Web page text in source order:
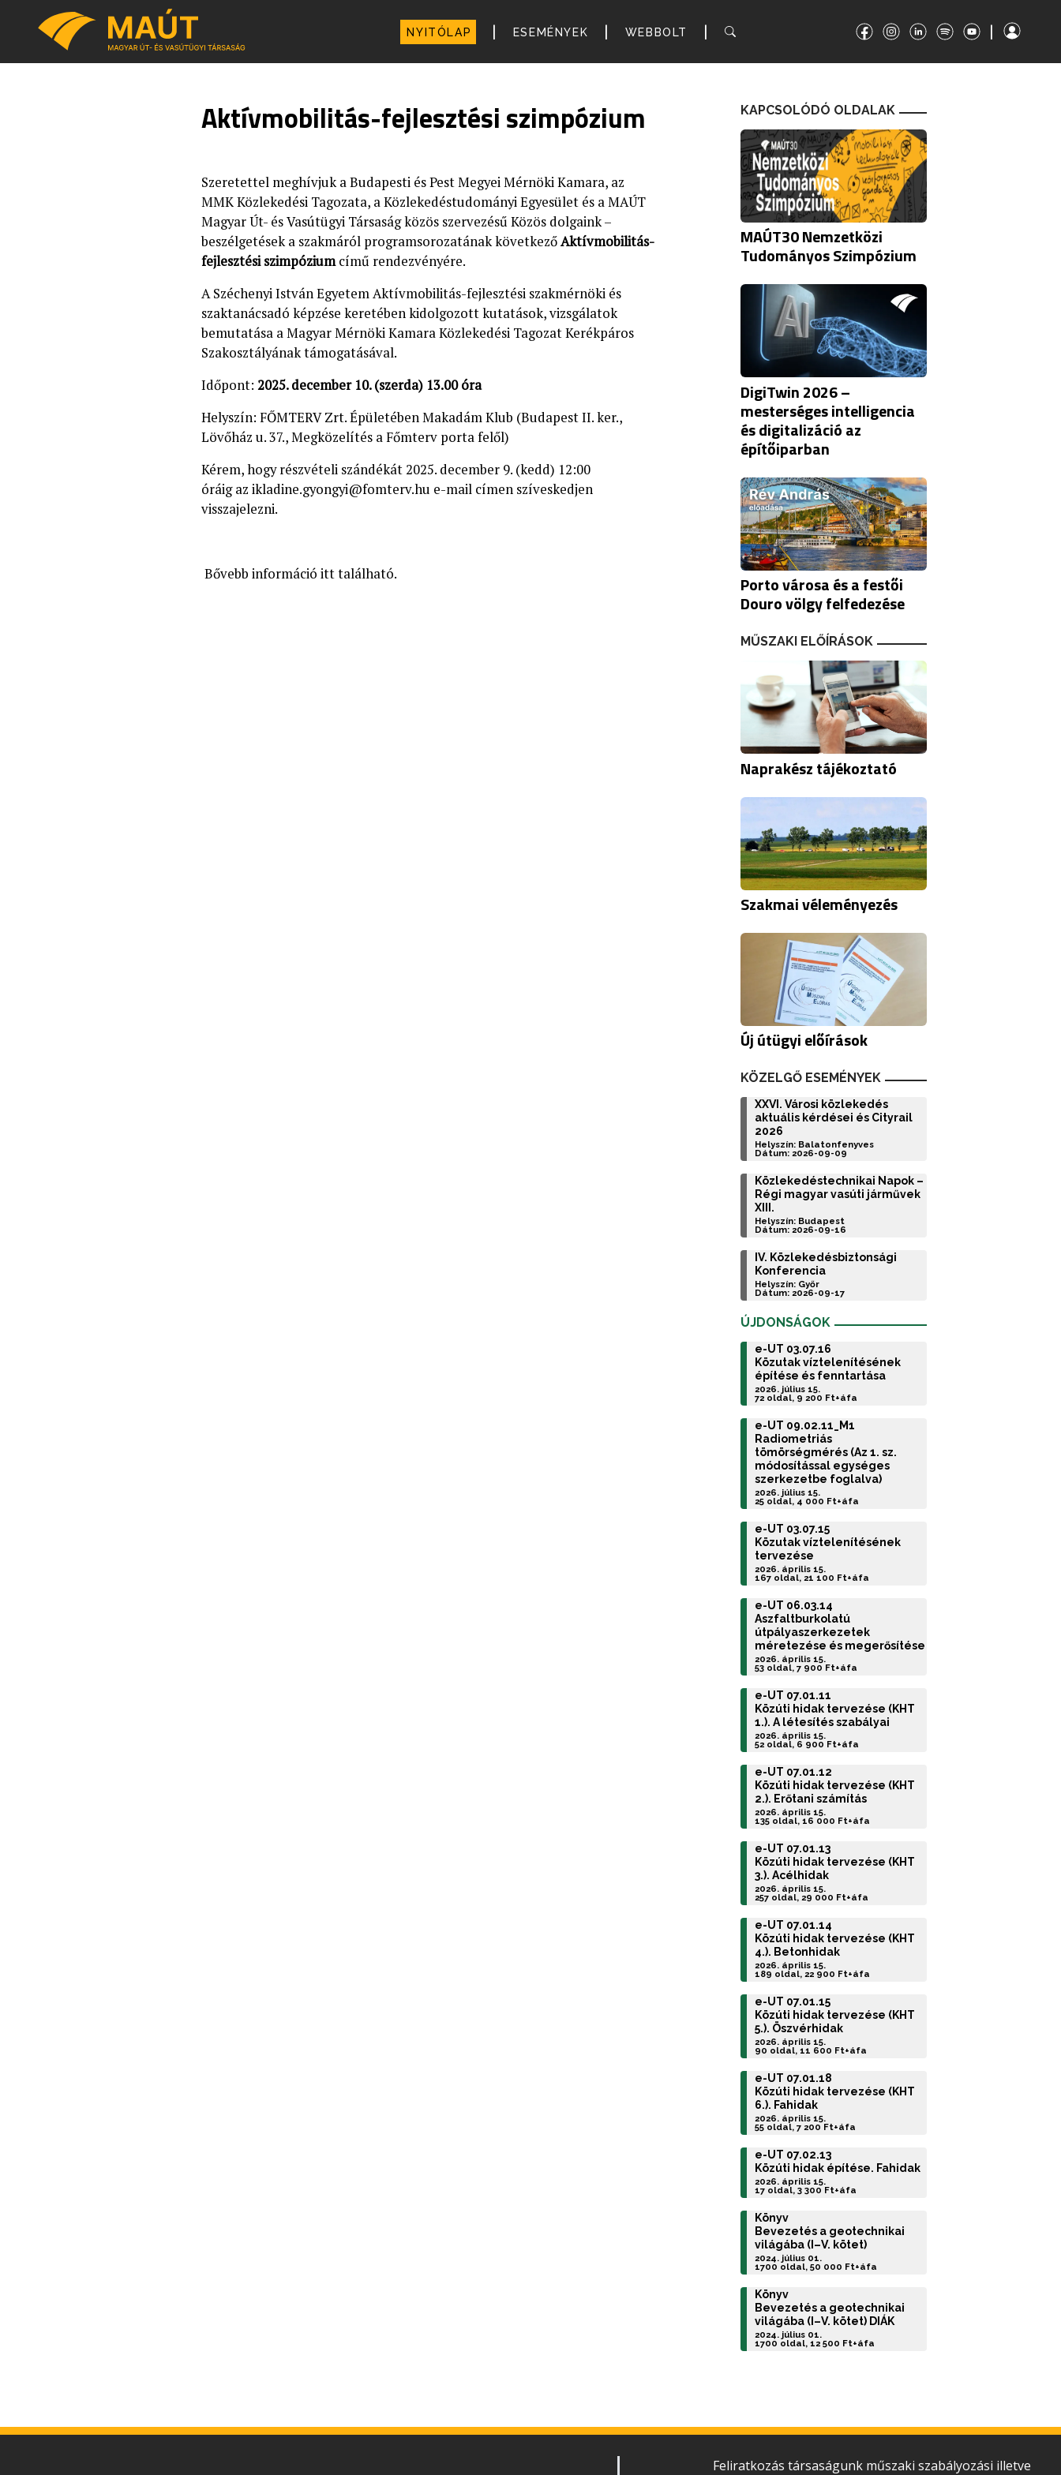
NYITÓLAP | ESEMÉNYEK | WEBBOLT | |
Aktívmobilitás-fejlesztési szimpózium
Szeretettel meghívjuk a Budapesti és Pest Megyei Mérnöki Kamara, az
MMK Közlekedési Tagozata, a Közlekedéstudományi Egyesület és a MAÚT
Magyar Út- és Vasútügyi Társaság közös szervezésű Közös dolgaink –
beszélgetések a szakmáról programsorozatának következőAktívmobilitás-
fejlesztési szimpóziumcímű rendezvényére.
A Széchenyi István Egyetem Aktívmobilitás-fejlesztési szakmérnöki és
szaktanácsadó képzése keretében kidolgozott kutatások, vizsgálatok
bemutatása a Magyar Mérnöki Kamara Közlekedési Tagozat Kerékpáros
Szakosztályának támogatásával.
Időpont:2025. december 10. (szerda) 13.00 óra
Helyszín: FŐMTERV Zrt. Épületében Makadám Klub (Budapest II. ker.,
Lövőház u. 37., Megközelítés a Főmterv porta felől)
Kérem, hogy részvételi szándékát 2025. december 9. (kedd) 12:00
óráig azikladine.gyongyi@fomterv.hu e-mail címen szíveskedjen
visszajelezni.
Bővebb információ itt található.
KAPCSOLÓDÓ OLDALAK
MAÚT30 Nemzetközi
Tudományos Szimpózium
DigiTwin 2026 –
mesterséges intelligencia
és digitalizáció az
építőiparban
Porto városa és a festői
Douro völgy felfedezése
MŰSZAKI ELŐÍRÁSOK
Naprakész tájékoztató
Szakmai véleményezés
Új útügyi előírások
KÖZELGŐ ESEMÉNYEK
XXVI. Városi közlekedés
aktuális kérdései és Cityrail
2026
Helyszín: Balatonfenyves
Dátum: 2026-09-09
Közlekedéstechnikai Napok –
Régi magyar vasúti járművek
XIII.
Helyszín: Budapest
Dátum: 2026-09-16
IV. Közlekedésbiztonsági
Konferencia
Helyszín: Győr
Dátum: 2026-09-17
ÚJDONSÁGOK
e-UT 03.07.16
Közutak víztelenítésének
építése és fenntartása
2026. július 15.
72 oldal, 9 200 Ft+áfa
e-UT 09.02.11_M1
Radiometriás
tömörségmérés (Az 1. sz.
módosítással egységes
szerkezetbe foglalva)
2026. július 15.
25 oldal, 4 000 Ft+áfa
e-UT 03.07.15
Közutak víztelenítésének
tervezése
2026. április 15.
167 oldal, 21 100 Ft+áfa
e-UT 06.03.14
Aszfaltburkolatú
útpályaszerkezetek
méretezése és megerősítése
2026. április 15.
53 oldal, 7 900 Ft+áfa
e-UT 07.01.11
Közúti hidak tervezése (KHT
1.). A létesítés szabályai
2026. április 15.
52 oldal, 6 900 Ft+áfa
e-UT 07.01.12
Közúti hidak tervezése (KHT
2.). Erőtani számítás
2026. április 15.
135 oldal, 16 000 Ft+áfa
e-UT 07.01.13
Közúti hidak tervezése (KHT
3.). Acélhidak
2026. április 15.
257 oldal, 29 000 Ft+áfa
e-UT 07.01.14
Közúti hidak tervezése (KHT
4.). Betonhidak
2026. április 15.
189 oldal, 22 900 Ft+áfa
e-UT 07.01.15
Közúti hidak tervezése (KHT
5.). Öszvérhidak
2026. április 15.
90 oldal, 11 600 Ft+áfa
e-UT 07.01.18
Közúti hidak tervezése (KHT
6.). Fahidak
2026. április 15.
55 oldal, 7 200 Ft+áfa
e-UT 07.02.13
Közúti hidak építése. Fahidak
2026. április 15.
17 oldal, 3 300 Ft+áfa
Könyv
Bevezetés a geotechnikai
világába (I–V. kötet)
2024. július 01.
1700 oldal, 50 000 Ft+áfa
Könyv
Bevezetés a geotechnikai
világába (I–V. kötet) DIÁK
2024. július 01.
1700 oldal, 12 500 Ft+áfa
Feliratkozás társaságunk műszaki szabályozási illetve